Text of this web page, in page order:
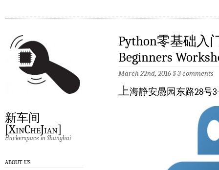
新车间
[XinCheJian]
Hackerspace in Shanghai
ABOUT US
Python零基础入
Beginners
March 22nd, 2016§3 comments
上海静安愚园东路28号